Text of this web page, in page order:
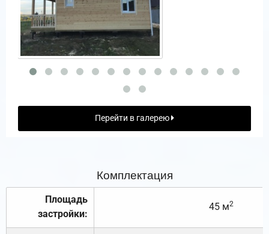
Перейти в галерею
Комплектация
Площадь
застройки:
45 м2